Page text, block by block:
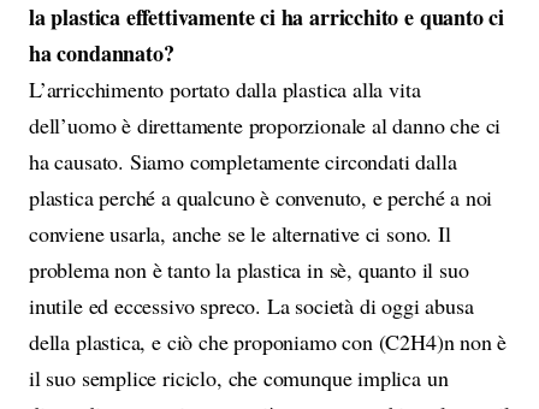
la plastica effettivamente ci ha arricchito e quanto ci
ha condannato?
L’arricchimento portato dalla plastica alla vita
dell’uomo è direttamente proporzionale al danno che ci
ha causato. Siamo completamente circondati dalla
plastica perché a qualcuno è convenuto, e perché a noi
conviene usarla, anche se le alternative ci sono. Il
problema non è tanto la plastica in sè, quanto il suo
inutile ed eccessivo spreco. La società di oggi abusa
della plastica, e ciò che proponiamo con (C2H4)n non è
il suo semplice riciclo, che comunque implica un